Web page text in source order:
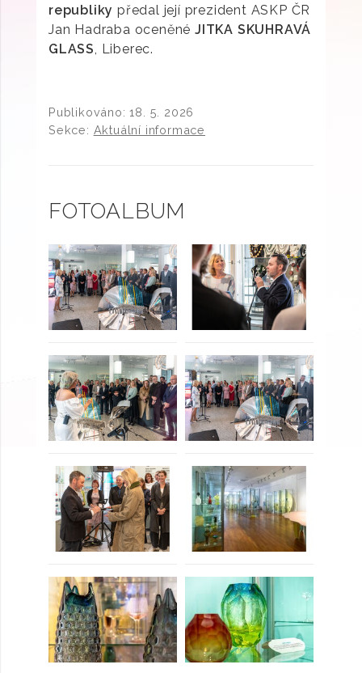
republiky předal její prezident ASKP ČR
Jan Hadraba oceněnéJITKA SKUHRAVÁ
GLASS, Liberec.
Publikováno:18. 5. 2026
Sekce: Aktuální informace
FOTOALBUM